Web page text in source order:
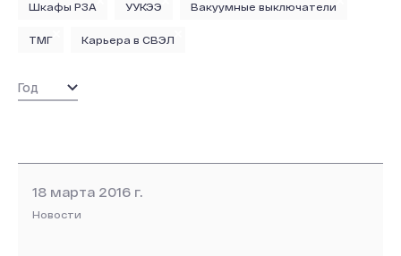
Шкафы РЗА УУКЭЭ Вакуумные выключатели
ТМГ Карьера в СВЭЛ
18 марта 2016 г.
Новости